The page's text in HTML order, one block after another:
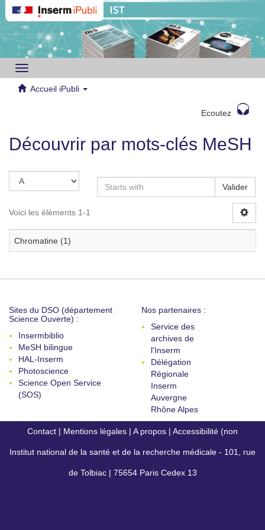
Toggle
navigation
Accueil iPubli
Ecoutez
Découvrir par mots-clés MeSH
Valider
Voici les éléments 1-1
Chromatine (1)
Sites du DSO (département
Science Ouverte) :
Insermbiblio
MeSH bilingue
HAL-Inserm
Photoscience
Science Open Service
(SOS)
Nos partenaires :
Service des
archives de
l'Inserm
Délégation
Régionale
Inserm
Auvergne
Rhône Alpes
Contact | Mentions légales | A propos | Accessibilité (non
conforme)
Institut national de la santé et de la recherche médicale - 101, rue
de Tolbiac | 75654 Paris Cedex 13